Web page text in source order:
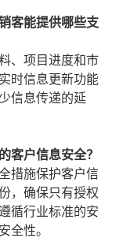
客能提供哪些支
、项目进度和市
时信息更新功能
信息传递的延
客户信息安全？
措施保护客户信
，确保只有授权
循行业标准的安
全性。